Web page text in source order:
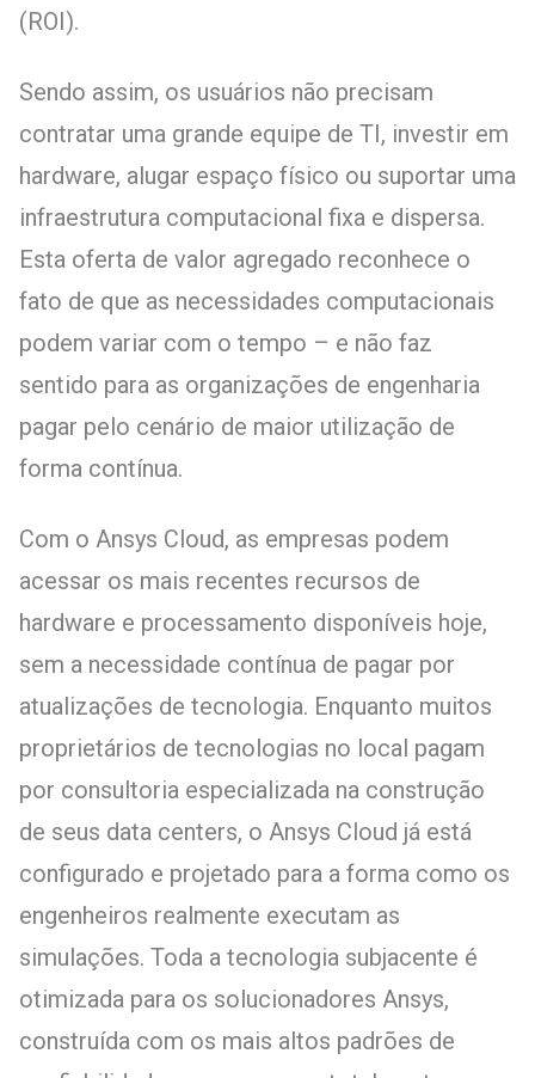
(ROI).
Sendo assim, os usuários não precisam
contratar uma grande equipe de TI, investir em
hardware, alugar espaço físico ou suportar uma
infraestrutura computacional fixa e dispersa.
Esta oferta de valor agregado reconhece o
fato de que as necessidades computacionais
podem variar com o tempo – e não faz
sentido para as organizações de engenharia
pagar pelo cenário de maior utilização de
forma contínua.
Com o Ansys Cloud, as empresas podem
acessar os mais recentes recursos de
hardware e processamento disponíveis hoje,
sem a necessidade contínua de pagar por
atualizações de tecnologia. Enquanto muitos
proprietários de tecnologias no local pagam
por consultoria especializada na construção
de seus data centers, o Ansys Cloud já está
configurado e projetado para a forma como os
engenheiros realmente executam as
simulações. Toda a tecnologia subjacente é
otimizada para os solucionadores Ansys,
construída com os mais altos padrões de